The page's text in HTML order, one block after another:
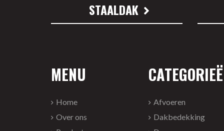
STAALDAK
MENU
Home
Over ons
Afvoeren
Dakbedekking